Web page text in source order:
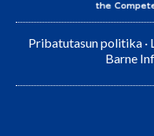
Pribatutasun politika ·
Barne